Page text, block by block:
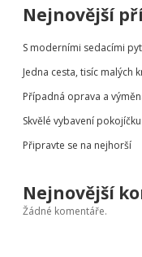
Nejnovější
S moderními sedacími
Jedna cesta, tisíc malých
Případná oprava a
Skvělé vybavení pokojíčku
Připravte se na nejhorší
Nejnovější
Žádné komentáře.